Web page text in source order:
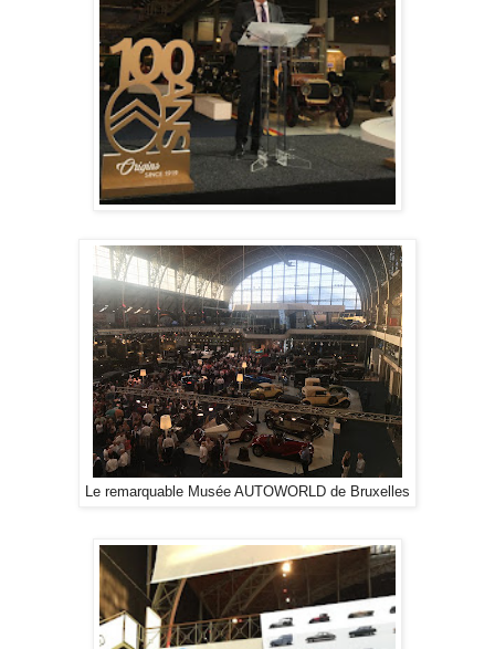
Le remarquable Musée AUTOWORLD de Bruxelles